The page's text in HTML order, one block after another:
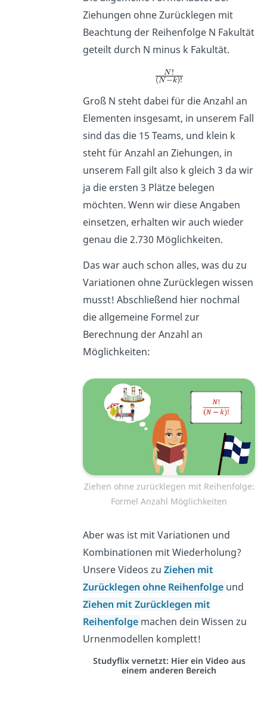
Ziehungen ohne Zurücklegen mit
Beachtung der Reihenfolge N Fakultät
geteilt durch N minus k Fakultät.
Groß N steht dabei für die Anzahl an
Elementen insgesamt, in unserem Fall
sind das die 15 Teams, und klein k
steht für Anzahl an Ziehungen, in
unserem Fall gilt also k gleich 3 da wir
ja die ersten 3 Plätze belegen
möchten. Wenn wir diese Angaben
einsetzen, erhalten wir auch wieder
genau die 2.730 Möglichkeiten.
Das war auch schon alles, was du zu
Variationen ohne Zurücklegen wissen
musst! Abschließend hier nochmal
die allgemeine Formel zur
Berechnung der Anzahl an
Möglichkeiten:
Ziehen ohne zurücklegen mit Reihenfolge:
Formel Anzahl Möglichkeiten
Aber was ist mit Variationen und
Kombinationen mit Wiederholung?
Unsere Videos zuZiehen mit
Zurücklegen ohne Reihenfolge und
Ziehen mit Zurücklegen mit
Reihenfolge machen dein Wissen zu
Urnenmodellen komplett!
Studyflix vernetzt: Hier ein Video aus
einem anderen Bereich